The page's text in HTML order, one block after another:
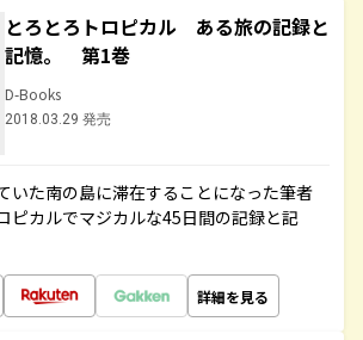
とろとろトロピカル ある旅の記録と
記憶。 第1巻
D-Books
2018.03.29 発売
いた南の島に滞在することになった筆者
ピカルでマジカルな45日間の記録と記
詳細を見る